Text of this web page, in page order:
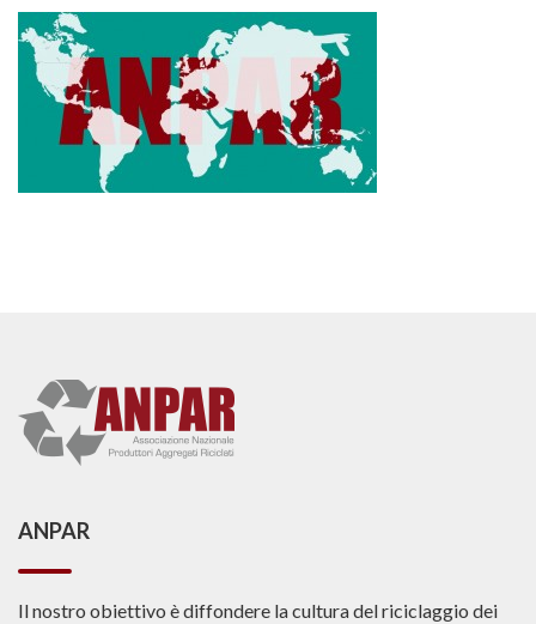
ANPAR
Il nostro obiettivo è diffondere la cultura del riciclaggio dei